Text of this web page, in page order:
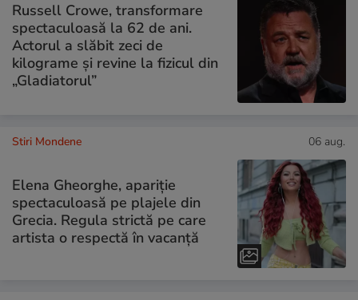
Russell Crowe, transformare
spectaculoasă la 62 de ani.
Actorul a slăbit zeci de
kilograme și revine la fizicul din
„Gladiatorul”
Stiri Mondene 06 aug.
Elena Gheorghe, apariție
spectaculoasă pe plajele din
Grecia. Regula strictă pe care
artista o respectă în vacanță